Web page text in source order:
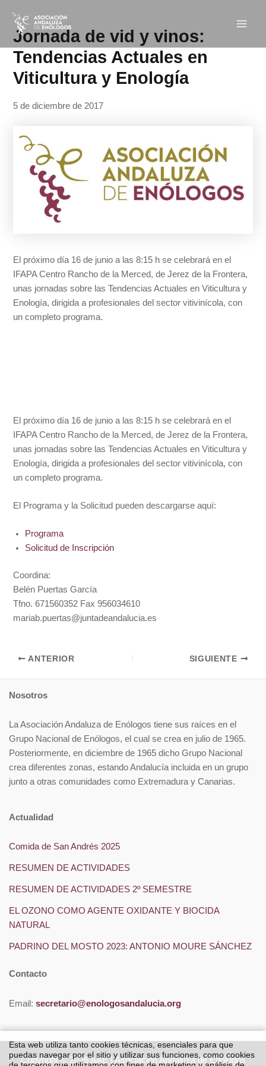
contenido
Jornada de vid y vinos:
Tendencias Actuales en
Viticultura y Enología
5 de diciembre de 2017
El próximo día 16 de junio a las 8:15 h se celebrará en el
IFAPA Centro Rancho de la Merced, de Jerez de la Frontera,
unas jornadas sobre las Tendencias Actuales en Viticultura y
Enología, dirigida a profesionales del sector vitivinícola, con
un completo programa.
El próximo día 16 de junio a las 8:15 h se celebrará en el
IFAPA Centro Rancho de la Merced, de Jerez de la Frontera,
unas jornadas sobre las Tendencias Actuales en Viticultura y
Enología, dirigida a profesionales del sector vitivinícola, con
un completo programa.
El Programa y la Solicitud pueden descargarse aquí:
Programa
Solicitud de Inscripción
Coordina:
Belén Puertas García
Tfno. 671560352 Fax 956034610
mariab.puertas@juntadeandalucia.es
entradas
ANTERIOR SIGUIENTE
Nosotros
La Asociación Andaluza de Enólogos tiene sus raíces en el
Grupo Nacional de Enólogos, el cual se crea en julio de 1965.
Posteriormente, en diciembre de 1965 dicho Grupo Nacional
crea diferentes zonas, estando Andalucía incluida en un grupo
junto a otras comunidades como Extremadura y Canarias.
Actualidad
Comida de San Andrés 2025
RESUMEN DE ACTIVIDADES
RESUMEN DE ACTIVIDADES 2º SEMESTRE
EL OZONO COMO AGENTE OXIDANTE Y BIOCIDA
NATURAL
PADRINO DEL MOSTO 2023: ANTONIO MOURE SÁNCHEZ
Contacto
Email: secretario@enologosandalucia.org
Copyright © 2026AAE | Asociación Andaluza de Enólogos
Esta web utiliza tanto cookies técnicas, esenciales para que
puedas navegar por el sitio y utilizar sus funciones, como cookies